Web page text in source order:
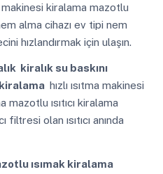
makinesi kiralama mazotlu
alma cihazı ev tipi nem
hızlandırmak için ulaşın.
kiralık su baskını
hızlı ısıtma makinesi
mazotlu ısıtıcı kiralama
filtresi olan ısıtıcı anında
ısımak kiralama